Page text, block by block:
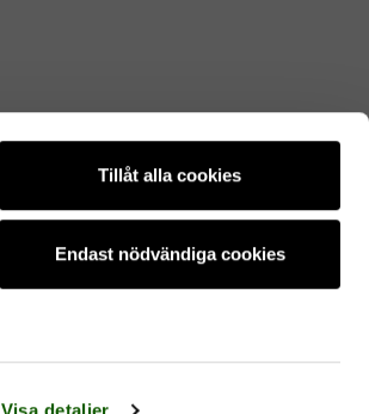
Visa detaljer
Tillåt alla cookies
Endast nödvändiga cookies